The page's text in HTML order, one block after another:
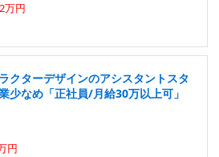
万円
クターデザインのアシスタントスタ
少なめ「正社員/月給30万以上可」
円